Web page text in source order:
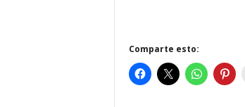
Comparte esto: